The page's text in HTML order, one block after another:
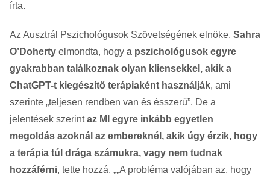
írta.
Az Ausztrál Pszichológusok Szövetségének elnöke, Sahra
O’Doherty elmondta, hogy a pszichológusok egyre
gyakrabban találkoznak olyan kliensekkel, akik a
ChatGPT-t kiegészítő terápiaként használják, ami
szerinte „teljesen rendben van és ésszerű”. De a
jelentések szerintaz MI egyre inkább egyetlen
megoldás azoknál az embereknél, akik úgy érzik, hogy
a terápia túl drága számukra, vagy nem tudnak
hozzáférni, tette hozzá. „„A probléma valójában az, hogy